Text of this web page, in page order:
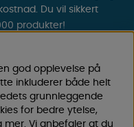
Du vil sikkert
produkter!
starter hos
god opplevelse på
inkluderer både helt
grunnleggende
for bedre ytelse,
mer. Vi anbefaler at du